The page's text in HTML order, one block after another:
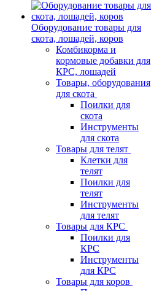
Оборудование товары для
скота, лошадей, коров
Комбикорма и
кормовые добавки для
КРС, лошадей
Товары, оборудования
для скота
Поилки для
скота
Инструменты
для скота
Товары для телят
Клетки для
телят
Поилки для
телят
Инструменты
для телят
Товары для КРС
Поилки для
КРС
Инструменты
для КРС
Товары для коров